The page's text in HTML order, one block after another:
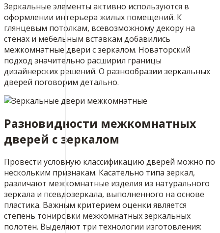
Зеркальные элементы активно используются в
оформлении интерьера жилых помещений. К
глянцевым потолкам, всевозможному декору на
стенах и мебельным вставкам добавились
межкомнатные двери с зеркалом. Новаторский
подход значительно расширил границы
дизайнерских решений. О разнообразии зеркальных
дверей поговорим детально.
Разновидности межкомнатных
дверей с зеркалом
Провести условную классификацию дверей можно по
нескольким признакам. Касательно типа зеркал,
различают межкомнатные изделия из натурального
зеркала и псевдозеркала, выполненного на основе
пластика. Важным критерием оценки является
степень тонировки межкомнатных зеркальных
полотен. Выделяют три технологии изготовления: